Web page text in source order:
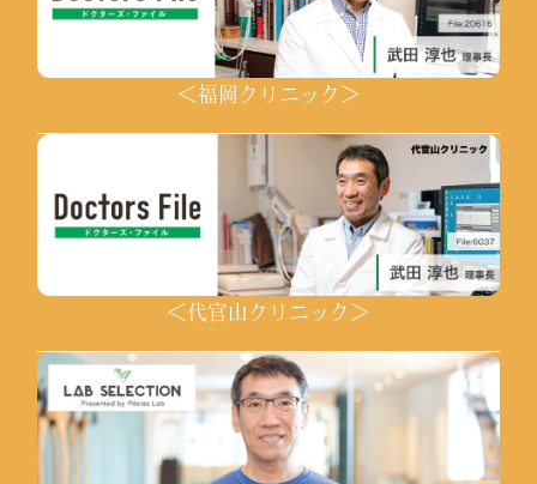
＜福岡クリニック＞
＜代官山クリニック＞